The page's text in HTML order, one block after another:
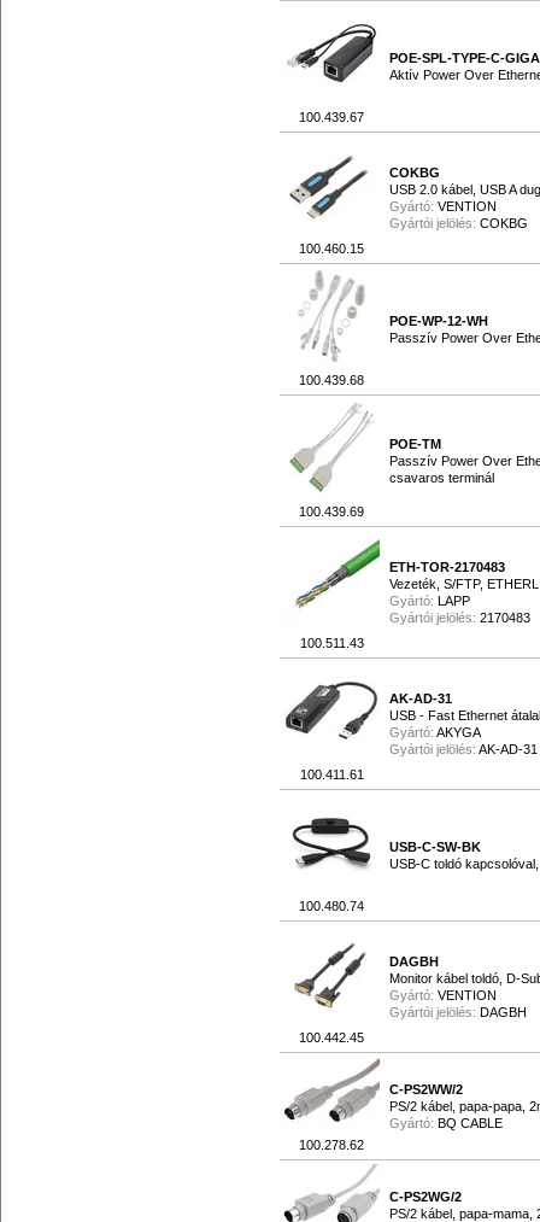
100.439.67
POE-SPL-TYPE-C-GIGA
Aktív Power Over
100.460.15
COKBG
USB 2.0 kábel, USB A
Gyártó: VENTION
Gyártói jelölés: COKBG
100.439.68
POE-WP-12-WH
Passzív Power Over
100.439.69
POE-TM
Passzív Power Over
csavaros terminál
100.511.43
ETH-TOR-2170483
Vezeték, S/FTP,
Gyártó: LAPP
Gyártói jelölés: 2170483
100.411.61
AK-AD-31
USB - Fast Ethernet
Gyártó: AKYGA
Gyártói jelölés: AK-AD-31
100.480.74
USB-C-SW-BK
USB-C toldó
100.442.45
DAGBH
Monitor kábel toldó, D-
Gyártó: VENTION
Gyártói jelölés: DAGBH
100.278.62
C-PS2WW/2
PS/2 kábel, papa-papa,
Gyártó: BQ CABLE
C-PS2WG/2
PS/2 kábel, papa-mama,